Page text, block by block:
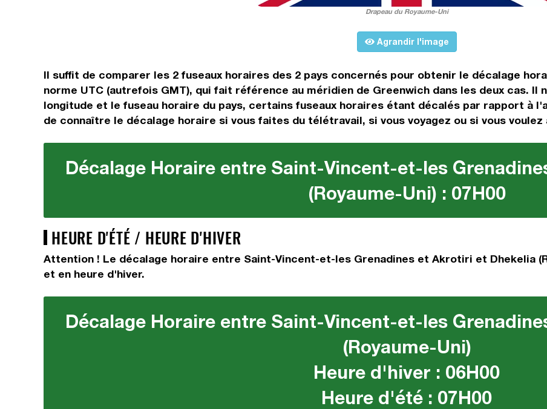
Drapeau du Royaume-Uni
Agrandir l'image
Il suffit de comparer les 2 fuseaux horaires des 2 pays concernés pour obtenir le décalage
norme UTC (autrefois GMT), qui fait référence au méridien de Greenwich dans les deux cas.
longitude et le fuseau horaire du pays, certains fuseaux horaires étant décalés par rapport à
de connaître le décalage horaire si vous faites du télétravail, si vous voyagez ou si vous voulez
Décalage Horaire entre Saint-Vincent-et-les
(Royaume-Uni) : 07H00
HEURE D'ÉTÉ / HEURE D'HIVER
Attention ! Le décalage horaire entre Saint-Vincent-et-les Grenadines et Akrotiri et Dhekelia
et en heure d'hiver.
Décalage Horaire entre Saint-Vincent-et-les
(Royaume-Uni)
Heure d'hiver : 06H00
Heure d'été : 07H00